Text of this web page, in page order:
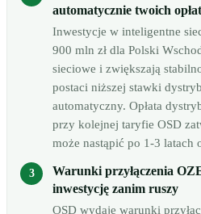
automatycznie twoich opłat
Inwestycje w inteligentne
900 mln zł dla Polski
sieciowe i zwiększają
postaci niższej stawki
automatyczny. Opłata
przy kolejnej taryfie OSD
może nastąpić po 1-3 latach
Warunki przyłączenia
inwestycję zanim ruszy
OSD wydaje warunki